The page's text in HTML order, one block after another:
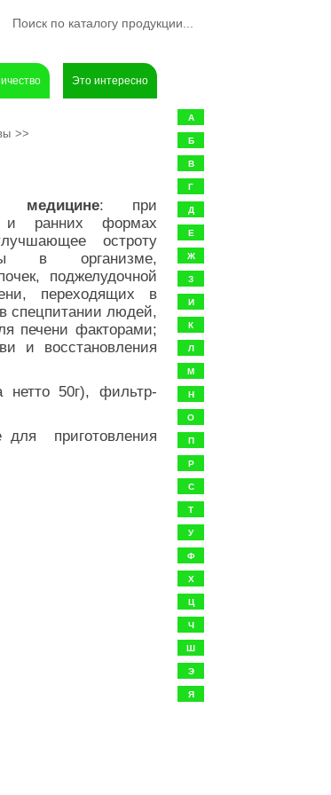
Это интересно
медицине: при
и ранних формах
остроту
в организме,
поджелудочной
переходящих в
спецпитании людей,
печени факторами;
и восстановления
нетто 50г), фильтр-
для приготовления
>>
А
Б
В
Г
Д
Е
Ж
З
И
К
Л
М
Н
О
П
Р
С
Т
У
Ф
Х
Ц
Ч
Ш
Э
Я